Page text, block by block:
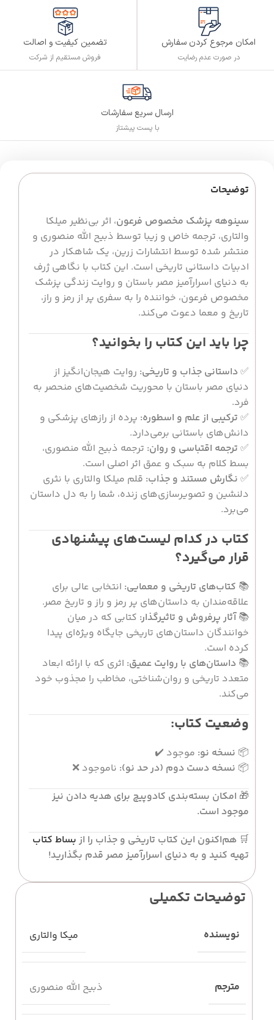
امکان مرجوع کردن سفارش
در صورت عدم رضایت
تضمین کیفیت و اصالت
فروش مستقیم از شرکت
ارسال سریع سفارشات
با پست پیشتاز
توضیحات
سینوهه پزشک مخصوص فرعون، اثر بی‌نظیر میلکا
والتاری، ترجمه خاص و زیبا توسط ذبیح الله منصوری و
منتشر شده توسط انتشارات زرین، یک شاهکار در
ادبیات داستانی تاریخی است. این کتاب با نگاهی ژرف
به دنیای اسرارآمیز مصر باستان و روایت زندگی پزشک
مخصوص فرعون، خواننده را به سفری پر از رمز و راز،
تاریخ و معما دعوت می‌کند.
چرا باید این کتاب را بخوانید؟
✅ داستانی جذاب و تاریخی: روایت هیجان‌انگیز از
دنیای مصر باستان با محوریت شخصیت‌های منحصر به
فرد.
✅ ترکیبی از علم و اسطوره: پرده از رازهای پزشکی و
دانش‌های باستانی برمی‌دارد.
✅ ترجمه اقتباسی و روان: ترجمه ذبیح الله منصوری،
بسط کلام به سبک و عمق اثر اصلی است.
✅ نگارش مستند و جذاب: قلم میلکا والتاری با نثری
دلنشین و تصویرسازی‌های زنده، شما را به دل داستان
می‌برد.
کتاب در کدام لیست‌های پیشنهادی
قرار می‌گیرد؟
📚 کتاب‌های تاریخی و معمایی: انتخابی عالی برای
علاقه‌مندان به داستان‌های پر رمز و راز و تاریخ مصر.
📚آثار پرفروش و تاثیرگذار: کتابی که در میان
خوانندگان داستان‌های تاریخی جایگاه ویژه‌ای پیدا
کرده است.
📚 داستان‌های با روایت عمیق: اثری که با ارائه ابعاد
متعدد تاریخی و روان‌شناختی، مخاطب را مجذوب خود
می‌کند.
وضعیت کتاب:
📦 نسخه نو: موجود ✔️
📦 نسخه دست دوم (در حد نو): ناموجود ❌
🎁 امکان بسته‌بندی کادوپیچ برای هدیه دادن نیز
موجود است.
🛒 هم‌اکنون این کتاب تاریخی و جذاب را از بساط کتاب
تهیه کنید و به دنیای اسرارآمیز مصر قدم بگذارید!
توضیحات تکمیلی
نویسنده میکا والتاری
مترجم ذبیح الله منصوری